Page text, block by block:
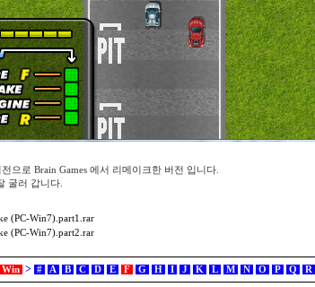
으로 Brain Games 에서 리메이크한 버전 입니다.
굴러 갑니다.
(PC-Win7).part1.rar
(PC-Win7).part2.rar
Win > # A B C D E F G H I J K L M N O P Q R